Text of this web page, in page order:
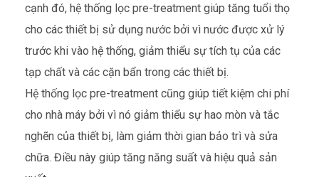
cạnh đó, hệ thống lọc pre-treatment giúp tăng tuổi thọ
cho các thiết bị sử dụng nước bởi vì nước được xử lý
trước khi vào hệ thống, giảm thiểu sự tích tụ của các
tạp chất và các cặn bẩn trong các thiết bị.
Hệ thống lọc pre-treatment cũng giúp tiết kiệm chi phí
cho nhà máy bởi vì nó giảm thiểu sự hao mòn và tắc
nghẽn của thiết bị, làm giảm thời gian bảo trì và sửa
chữa. Điều này giúp tăng năng suất và hiệu quả sản